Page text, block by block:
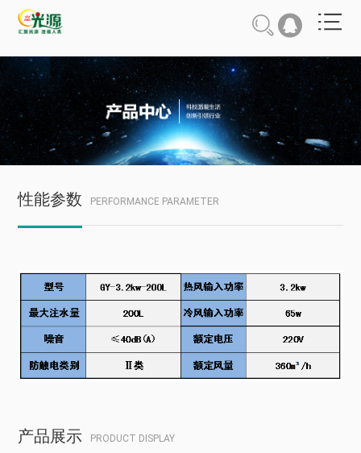
性能参数 PERFORMANCE PARAMETER
产品展示 PRODUCT DISPLAY